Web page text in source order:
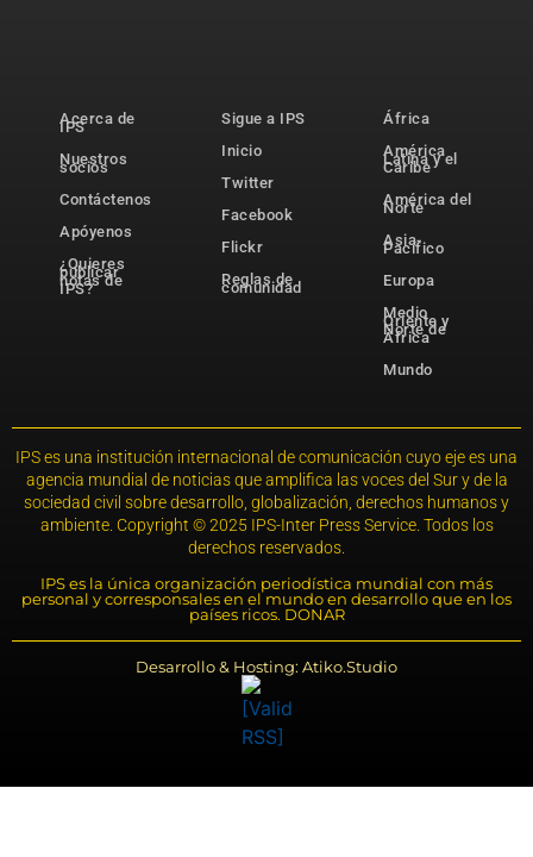
Acerca de
IPS
Nuestros
socios
Contáctenos
Apóyenos
¿Quieres
publicar
notas de
IPS?
Sigue a IPS
Inicio
Twitter
Facebook
Flickr
Reglas de
comunidad
África
América
Latina y el
Caribe
América del
Norte
Asia-
Pacífico
Europa
Medio
Oriente y
Norte de
África
Mundo
IPS es una institución internacional de comunicación cuyo eje es una
agencia mundial de noticias que amplifica las voces del Sur y de la
sociedad civil sobre desarrollo, globalización, derechos humanos y
ambiente. Copyright © 2025 IPS-Inter Press Service. Todos los
derechos reservados.
IPS es la única organización periodística mundial con más
personal y corresponsales en el mundo en desarrollo que en los
países ricos. DONAR
Desarrollo & Hosting: Atiko.Studio